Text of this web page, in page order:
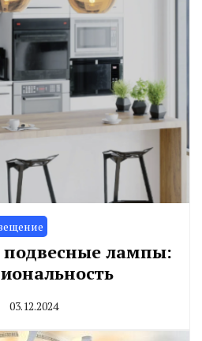
подвесные лампы:
03.12.2024